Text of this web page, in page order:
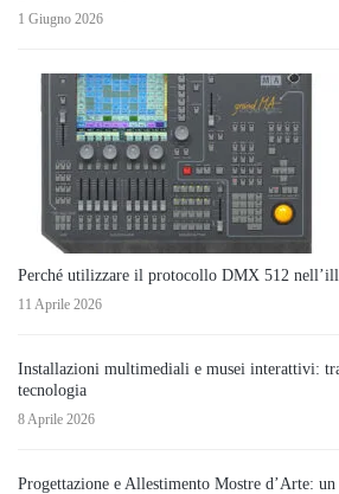
1 Giugno 2026
Perché utilizzare il protocollo DMX 512
11 Aprile 2026
Installazioni multimediali e musei interattivi:
tecnologia
8 Aprile 2026
Progettazione e Allestimento Mostre d’Arte: